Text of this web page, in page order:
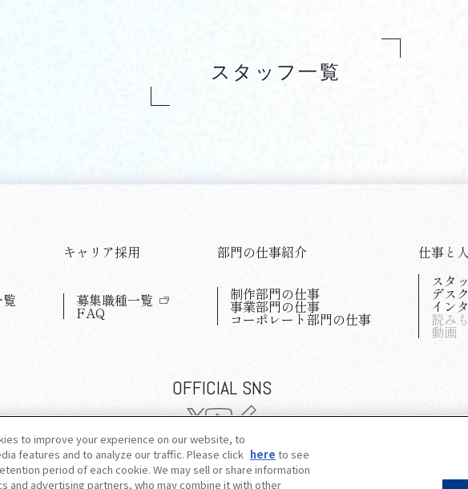
スタッフ一覧
キャリア採用
募集職種一覧 （新しいウィンドウで開きます）
FAQ
部門の仕事紹介
制作部門の仕事
事業部門の仕事
コーポレート部門の仕事
仕事と人
スタ
デス
イン
読み
動画
OFFICIAL SNS
プライバシーポリシー（新しいウィンドウで開きます）
to improve your experience on our website, to
features and to analyze our traffic. Please click here to see
period of each cookie. We may sell or share information
and advertising partners, who may combine it with other